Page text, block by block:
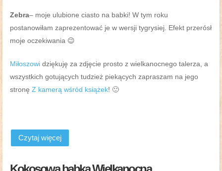
Zebra– moje ulubione ciasto na babki! W tym roku
postanowiłam zaprezentować je w wersji tygrysiej. Efekt przerósł
moje oczekiwania 😉
Miłoszowi dziękuję za zdjęcie prosto z wielkanocnego talerza, a
wszystkich gotujących tudzież piekących zapraszam na jego
stronę Z kamerą wśród książek! 🙂
Czytaj więcej